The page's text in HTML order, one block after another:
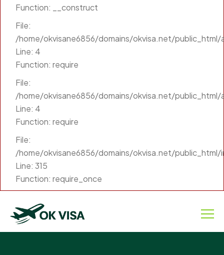
Function: __construct
File:
/home/okvisane6856/domains/okvisa.net/
Line: 4
Function: require
File:
/home/okvisane6856/domains/okvisa.net/
Line: 4
Function: require
File:
/home/okvisane6856/domains/okvisa.net/public_html/
Line: 315
Function: require_once